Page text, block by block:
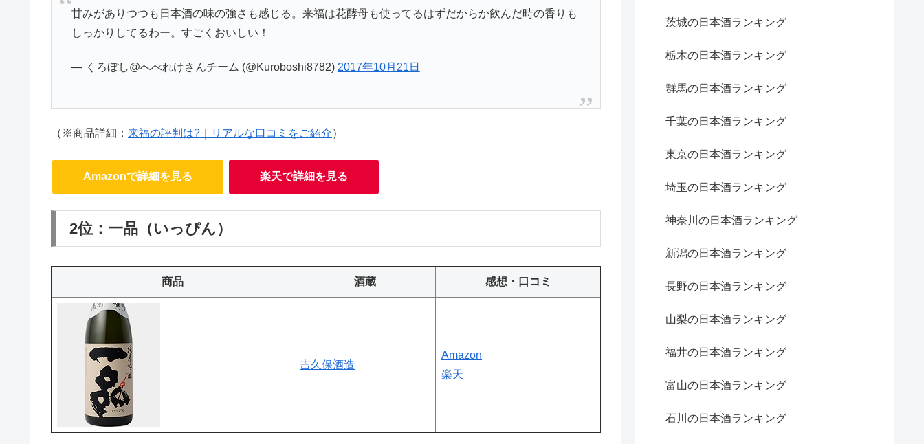
甘みがありつつも日本酒の味の強さも感じる。来福は花酵母も使ってるはずだからか飲んだ時の香りも
しっかりしてるわー。すごくおいしい！
— くろぼし@へべれけさんチーム (@Kuroboshi8782) 2017年10月21日
（※商品詳細： 来福の評判は?｜リアルな口コミをご紹介）
Amazonで詳細を見る 楽天で詳細を見る
2位：一品（いっぴん）
商品 酒蔵 感想・口コミ
吉久保酒造
Amazon
楽天
茨城の日本酒ランキング
栃木の日本酒ランキング
群馬の日本酒ランキング
千葉の日本酒ランキング
東京の日本酒ランキング
埼玉の日本酒ランキング
神奈川の日本酒ランキング
新潟の日本酒ランキング
長野の日本酒ランキング
山梨の日本酒ランキング
福井の日本酒ランキング
富山の日本酒ランキング
石川の日本酒ランキング